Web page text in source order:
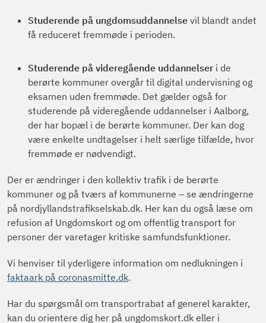
Studerende på ungdomsuddannelse vil blandt andet
få reduceret fremmøde i perioden.
Studerende på videregående uddannelser i de
berørte kommuner overgår til digital undervisning og
eksamen uden fremmøde. Det gælder også for
studerende på videregående uddannelser i Aalborg,
der har bopæl i de berørte kommuner. Der kan dog
være enkelte undtagelser i helt særlige tilfælde, hvor
fremmøde er nødvendigt.
Der er ændringer i den kollektiv trafik i de berørte
kommuner og på tværs af kommunerne – se ændringerne
på nordjyllandstrafikselskab.dk. Her kan du også læse om
refusion af Ungdomskort og om offentlig transport for
personer der varetager kritiske samfundsfunktioner.
Vi henviser til yderligere information om nedlukningen i
faktaark på coronasmitte.dk.
Har du spørgsmål om transportrabat af generel karakter,
kan du orientere dig her på ungdomskort.dk eller i